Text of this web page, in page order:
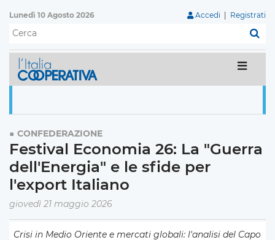
Lunedì 10 Agosto 2026 Accedi Registrati
CONFEDERAZIONE
Festival Economia 26: La "Guerra
dell'Energia" e le sfide per
l'export Italiano
giovedì 21 maggio 2026
Crisi in Medio Oriente e mercati globali: l'analisi del Capo